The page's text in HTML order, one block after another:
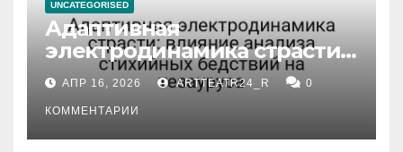
UNCATEGORISED
Адаптивная
электродинамика страсти:
влияние анализа
стихийных бедствий на
тезауруса
АПР 16, 2026 ARTTEATR24_R 0
КОММЕНТАРИИ